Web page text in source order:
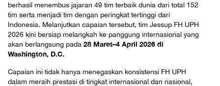
berhasil menembus jajaran 49 tim terbaik dunia dari total 152
tim serta menjadi tim dengan peringkat tertinggi dari
Indonesia. Melanjutkan capaian tersebut, tim Jessup FH UPH
2026 kini bersiap melangkah ke panggung internasional yang
akan berlangsung pada 28 Maret–4 April 2026 di
Washington, D.C.
Capaian ini tidak hanya menegaskan konsistensi FH UPH
dalam meraih prestasi di tingkat internasional dan nasional,